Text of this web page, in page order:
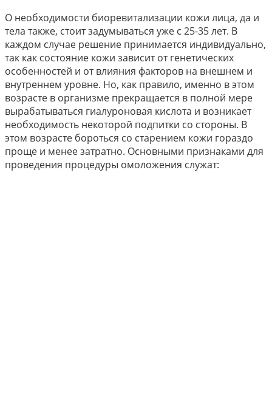
О необходимости биоревитализации кожи лица, да и
тела также, стоит задумываться уже с 25-35 лет. В
каждом случае решение принимается индивидуально,
так как состояние кожи зависит от генетических
особенностей и от влияния факторов на внешнем и
внутреннем уровне. Но, как правило, именно в этом
возрасте в организме прекращается в полной мере
вырабатываться гиалуроновая кислота и возникает
необходимость некоторой подпитки со стороны. В
этом возрасте бороться со старением кожи гораздо
проще и менее затратно. Основными признаками для
проведения процедуры омоложения служат: